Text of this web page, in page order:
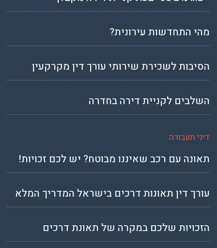
מהי התחדשות עירונית?
הסיבות לשכירת שירותי עורך דין מקרקעין
השלבים לקניית דירה בחדרה
דיני תעבורה
תאונה עם רכב שאיננו מבוטח? יש לכם זכויות!
עורך דין תאונות דרכים בישראל המדריך המלא
הזכויות שלכם במקרה של תאונת דרכים